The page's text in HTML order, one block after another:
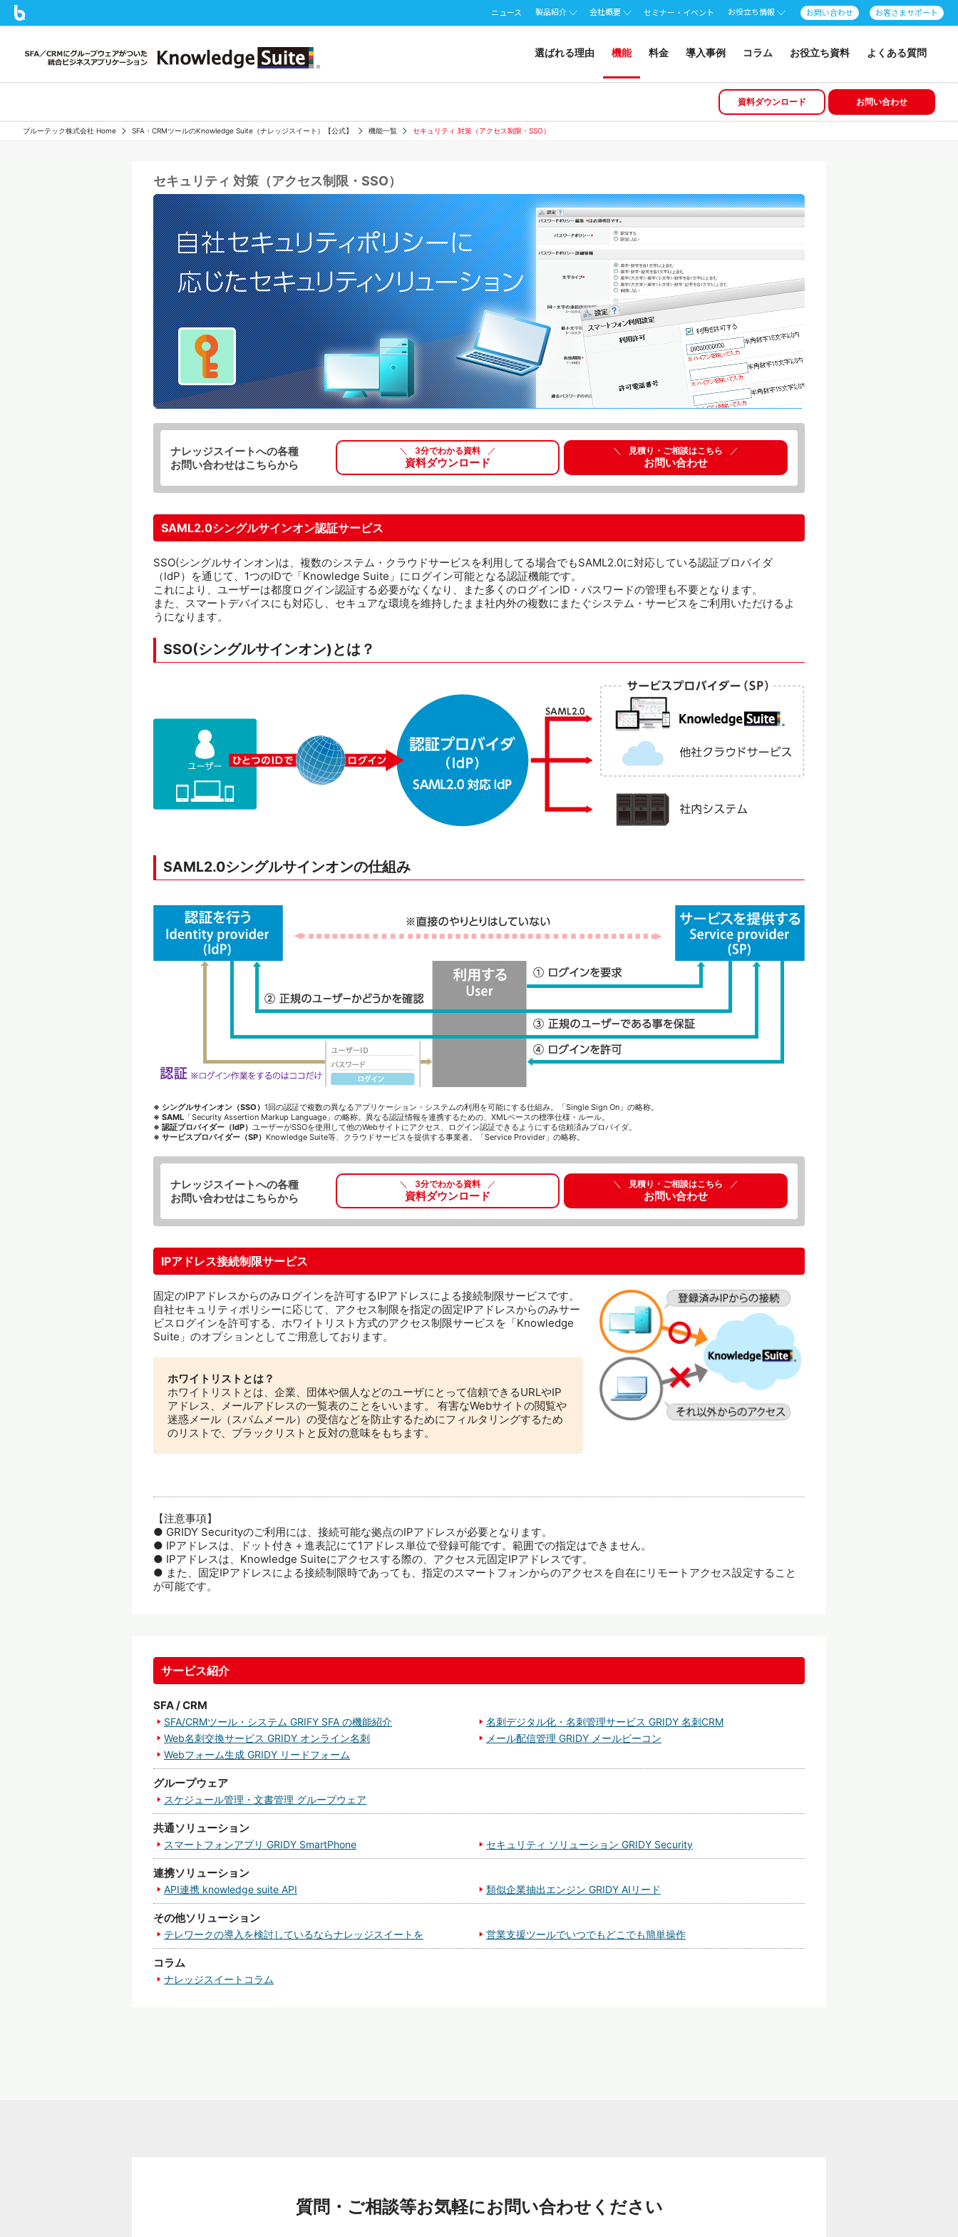
ニュース 製品紹介 会社概要 セミナー・イベント お役立ち情報 お問い合わせ お客さまサポート
選ばれる理由 機能 料金 導入事例 コラム お役立ち資料 よくある質問
資料ダウンロード お問い合わせ
ブルーテック株式会社 Home SFA・CRMツールのKnowledge Suite（ナレッジスイート）【公式】 機能一覧 セキュリティ 対策（アクセス制限・SSO）
セキュリティ 対策（アクセス制限・SSO）
ナレッジスイートへの各種
お問い合わせはこちらから
＼ 3分でわかる資料 ／
資料ダウンロード
＼ 見積り・ご相談はこちら ／
お問い合わせ
SAML2.0シングルサインオン認証サービス
SSO(シングルサインオン)は、複数のシステム・クラウドサービスを利用してる場合でもSAML2.0に対応している認証プロバイダ
（ldP）を通じて、1つのIDで「Knowledge Suite」にログイン可能となる認証機能です。
これにより、ユーザーは都度ログイン認証する必要がなくなり、また多くのログインID・パスワードの管理も不要となります。
また、スマートデバイスにも対応し、セキュアな環境を維持したまま社内外の複数にまたぐシステム・サービスをご利用いただけるよ
うになります。
SSO(シングルサインオン)とは？
SAML2.0シングルサインオンの仕組み
※ シングルサインオン（SSO） 1回の認証で複数の異なるアプリケーション・システムの利用を可能にする仕組み。「Single Sign On」の略称。
※ SAML 「Security Assertion Markup Language」の略称。異なる認証情報を連携するための、XMLベースの標準仕様・ルール。
※ 認証プロバイダー（IdP） ユーザーがSSOを使用して他のWebサイトにアクセス、ログイン認証できるようにする信頼済みプロバイダ。
※ サービスプロバイダー（SP） Knowledge Suite等、クラウドサービスを提供する事業者。「Service Provider」の略称。
ナレッジスイートへの各種
お問い合わせはこちらから
＼ 3分でわかる資料 ／
資料ダウンロード
＼ 見積り・ご相談はこちら ／
お問い合わせ
IPアドレス接続制限サービス
固定のIPアドレスからのみログインを許可するIPアドレスによる接続制限サービスです。
自社セキュリティポリシーに応じて、アクセス制限を指定の固定IPアドレスからのみサー
ビスログインを許可する、ホワイトリスト方式のアクセス制限サービスを「Knowledge
Suite」のオプションとしてご用意しております。
ホワイトリストとは？
ホワイトリストとは、企業、団体や個人などのユーザにとって信頼できるURLやIP
アドレス、メールアドレスの一覧表のことをいいます。 有害なWebサイトの閲覧や
迷惑メール（スパムメール）の受信などを防止するためにフィルタリングするため
のリストで、ブラックリストと反対の意味をもちます。
【注意事項】
● GRIDY Securityのご利用には、接続可能な拠点のIPアドレスが必要となります。
● IPアドレスは、ドット付き＋進表記にて1アドレス単位で登録可能です。範囲での指定はできません。
● IPアドレスは、Knowledge Suiteにアクセスする際の、アクセス元固定IPアドレスです。
● また、固定IPアドレスによる接続制限時であっても、指定のスマートフォンからのアクセスを自在にリモートアクセス設定すること
が可能です。
サービス紹介
SFA / CRM
SFA/CRMツール・システム GRIFY SFA の機能紹介
名刺デジタル化・名刺管理サービス GRIDY 名刺CRM
Web名刺交換サービス GRIDY オンライン名刺
メール配信管理 GRIDY メールビーコン
Webフォーム生成 GRIDY リードフォーム
グループウェア
スケジュール管理・文書管理 グループウェア
共通ソリューション
スマートフォンアプリ GRIDY SmartPhone セキュリティ ソリューション GRIDY Security
連携ソリューション
API連携 knowledge suite API 類似企業抽出エンジン GRIDY AIリード
その他ソリューション
テレワークの導入を検討しているならナレッジスイートを 営業支援ツールでいつでもどこでも簡単操作
コラム
ナレッジスイートコラム
質問・ご相談等お気軽にお問い合わせください